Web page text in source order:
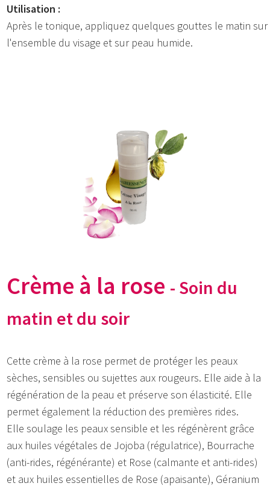
Utilisation :
Après le tonique, appliquez quelques gouttes le matin sur
l'ensemble du visage et sur peau humide.
Crème à la rose - Soin du
matin et du soir
Cette crème à la rose permet de protéger les peaux
sèches, sensibles ou sujettes aux rougeurs. Elle aide à la
régénération de la peau et préserve son élasticité. Elle
permet également la réduction des premières rides.
Elle soulage les peaux sensible et les régénèrent grâce
aux huiles végétales de Jojoba (régulatrice), Bourrache
(anti-rides, régénérante) et Rose (calmante et anti-rides)
et aux huiles essentielles de Rose (apaisante), Géranium